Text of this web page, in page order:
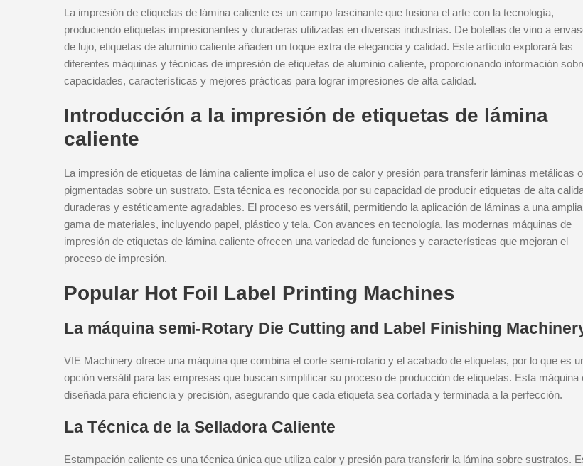
La impresión de etiquetas de lámina caliente es un campo fascinante que fusiona el arte con la tecnología,
produciendo etiquetas impresionantes y duraderas utilizadas en diversas industrias. De botellas de vino a
de lujo, etiquetas de aluminio caliente añaden un toque extra de elegancia y calidad. Este artículo explorará las
diferentes máquinas y técnicas de impresión de etiquetas de aluminio caliente, proporcionando información
capacidades, características y mejores prácticas para lograr impresiones de alta calidad.
Introducción a la impresión de etiquetas de lámina
caliente
La impresión de etiquetas de lámina caliente implica el uso de calor y presión para transferir láminas metálicas o
pigmentadas sobre un sustrato. Esta técnica es reconocida por su capacidad de producir etiquetas de alta
duraderas y estéticamente agradables. El proceso es versátil, permitiendo la aplicación de láminas a una amplia
gama de materiales, incluyendo papel, plástico y tela. Con avances en tecnología, las modernas máquinas de
impresión de etiquetas de lámina caliente ofrecen una variedad de funciones y características que mejoran el
proceso de impresión.
Popular Hot Foil Label Printing Machines
La máquina semi-Rotary Die Cutting and Label Finishing
VIE Machinery ofrece una máquina que combina el corte semi-rotario y el acabado de etiquetas, por lo que es
opción versátil para las empresas que buscan simplificar su proceso de producción de etiquetas. Esta máquina
diseñada para eficiencia y precisión, asegurando que cada etiqueta sea cortada y terminada a la perfección.
La Técnica de la Selladora Caliente
Estampación caliente es una técnica única que utiliza calor y presión para transferir la lámina sobre sustratos.